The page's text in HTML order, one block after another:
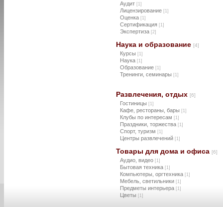
Аудит [1]
Лицензирование [1]
Оценка [1]
Сертификация [1]
Экспертиза [2]
Наука и образование [4]
Курсы [1]
Наука [1]
Образование [1]
Тренинги, семинары [1]
Развлечения, отдых [6]
Гостиницы [1]
Кафе, рестораны, бары [1]
Клубы по интересам [1]
Праздники, торжества [1]
Спорт, туризм [1]
Центры развлечений [1]
Товары для дома и офиса [6]
Аудио, видео [1]
Бытовая техника [1]
Компьютеры, оргтехника [1]
Мебель, светильники [1]
Предметы интерьера [1]
Цветы [1]